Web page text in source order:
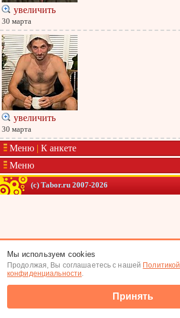
увеличить
30 марта
увеличить
30 марта
Меню | К анкете
Меню
(c) Tabor.ru 2007-2026
Мы используем cookies
Продолжая, Вы соглашаетесь с нашей Политикой
конфиденциальности.
Принять